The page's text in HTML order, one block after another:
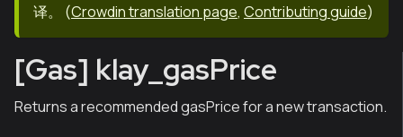
译。
(Crowdin translation page, Contributing guide)
[Gas] klay_gasPrice
Returns a recommended gasPrice for a new transaction.